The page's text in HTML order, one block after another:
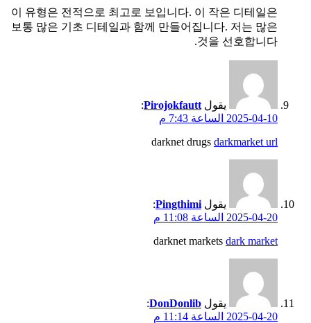
이 유형은 전적으로 최고로 보입니다. 이 작은 디테일은
보통 많은 기초 디테일과 함께 만들어집니다. 저는 많은
것을 선호합니다.
يقول Pirojokfautt
:
2025-04-10 الساعة 7:43 م
darknet drugsdarkmarket url
يقول Pingthimi
:
2025-04-20 الساعة 11:08 م
darknet marketsdark market
يقول DonDonlib
:
2025-04-20 الساعة 11:14 م